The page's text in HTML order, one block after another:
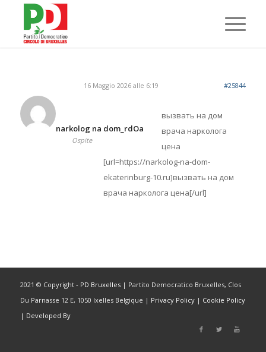
16 Maggio 2026 alle 6:19 #25844
narkolog na dom_rdOa
Ospite
вызвать на дом
врача нарколога
цена
[url=https://narkolog-na-dom-
ekaterinburg-10.ru]вызвать на дом
врача нарколога цена[/url]
2021 © Copyright - PD Bruxelles| Partito Democratico Bruxelles, Clos
Du Parnasse 12 E, 1050 Ixelles Belgique | Privacy Policy| Cookie Policy
| Developed By